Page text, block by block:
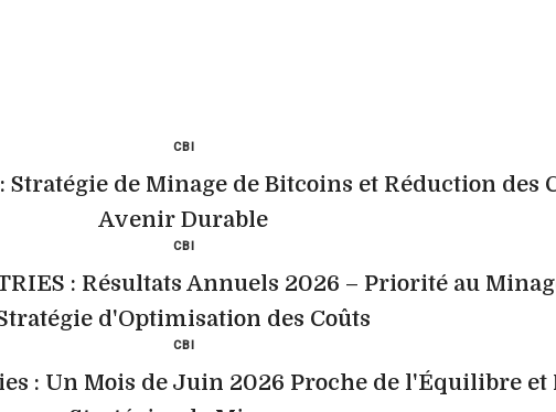
CBI
de Minage de Bitcoins et Réduction des
Avenir Durable
CBI
: Résultats Annuels 2026 – Priorité au
d'Optimisation des Coûts
CBI
: Un Mois de Juin 2026 Proche de l'Équilibre et